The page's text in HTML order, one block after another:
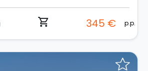
shopping_cart 345 € p.p.